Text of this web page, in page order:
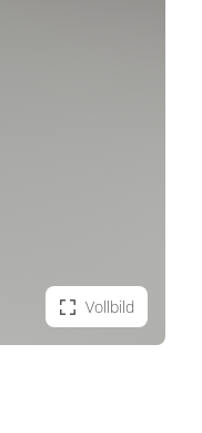
Vollbild